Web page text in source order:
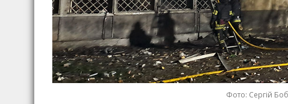
Фото: Сергій